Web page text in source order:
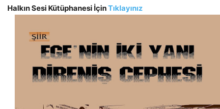
Halkın Sesi Kütüphanesi İçinTıklayınız